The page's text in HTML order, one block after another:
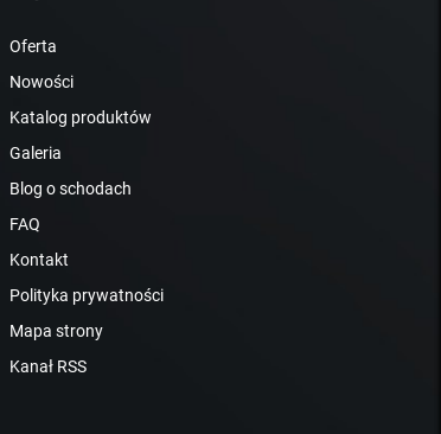
Oferta
Nowości
Katalog produktów
Galeria
Blog o schodach
FAQ
Kontakt
Polityka prywatności
Mapa strony
Kanał RSS